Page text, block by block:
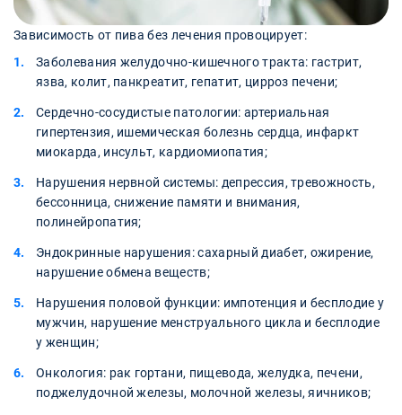
Зависимость от пива без лечения провоцирует:
Заболевания желудочно-кишечного тракта: гастрит,
язва, колит, панкреатит, гепатит, цирроз печени;
Сердечно-сосудистые патологии: артериальная
гипертензия, ишемическая болезнь сердца, инфаркт
миокарда, инсульт, кардиомиопатия;
Нарушения нервной системы: депрессия, тревожность,
бессонница, снижение памяти и внимания,
полинейропатия;
Эндокринные нарушения: сахарный диабет, ожирение,
нарушение обмена веществ;
Нарушения половой функции: импотенция и бесплодие у
мужчин, нарушение менструального цикла и бесплодие
у женщин;
Онкология: рак гортани, пищевода, желудка, печени,
поджелудочной железы, молочной железы, яичников;